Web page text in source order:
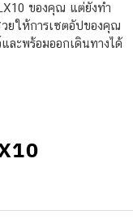
ของคุณ แต่ยังทำ
ยให้การเซตอัปของคุณ
ละพร้อมออกเดินทางได้